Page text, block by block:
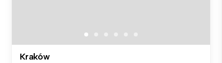
Kraków